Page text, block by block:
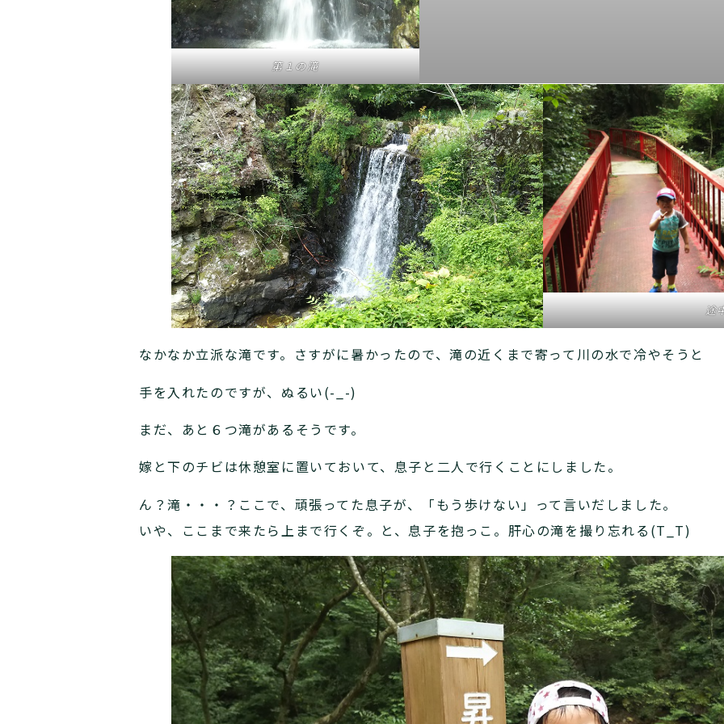
第１の滝
途
なかなか立派な滝です。さすがに暑かったので、滝の近くまで寄って川の水で冷やそうと
手を入れたのですが、ぬるい(-_-)
まだ、あと６つ滝があるそうです。
嫁と下のチビは休憩室に置いておいて、息子と二人で行くことにしました。
ん？滝・・・？ここで、頑張ってた息子が、「もう歩けない」って言いだしました。
いや、ここまで来たら上まで行くぞ。と、息子を抱っこ。肝心の滝を撮り忘れる(T_T)